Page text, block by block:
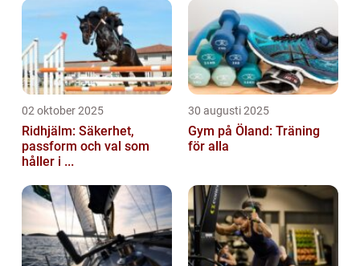
02 oktober 2025
Ridhjälm: Säkerhet,
passform och val som
håller i ...
30 augusti 2025
Gym på Öland: Träning
för alla